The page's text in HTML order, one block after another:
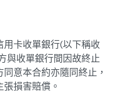
用卡收單銀行(以下稱收
與收單銀行間因故終止
意本合約亦隨同終止，
損害賠償。